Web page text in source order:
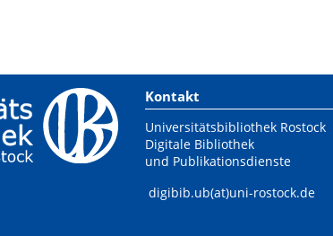
Kontakt
Universitätsbibliothek Rostock
Digitale Bibliothek
und Publikationsdienste
digibib.ub(at)uni-rostock.de